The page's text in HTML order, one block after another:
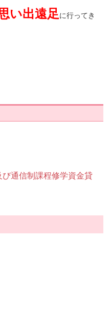
い出遠足に行ってき
通信制課程修学資金貸